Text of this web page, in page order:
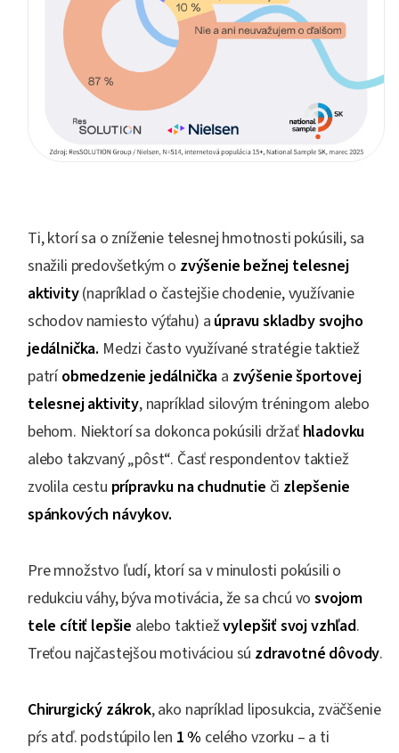
Ti, ktorí sa o zníženie telesnej hmotnosti pokúsili, sa
snažili predovšetkým o zvýšenie bežnej telesnej
aktivity(napríklad o častejšie chodenie, využívanie
schodov namiesto výťahu) a úpravu skladby svojho
jedálnička. Medzi často využívané stratégie taktiež
patríobmedzenie jedálnička a zvýšenie športovej
telesnej aktivity, napríklad silovým tréningom alebo
behom. Niektorí sa dokonca pokúsili držať hladovku
alebo takzvaný „pôst“. Časť respondentov taktiež
zvolila cestu prípravku na chudnutie či zlepšenie
spánkových návykov.
Pre množstvo ľudí, ktorí sa v minulosti pokúsili o
redukciu váhy, býva motivácia, že sa chcú vosvojom
tele cítiť lepšie alebo taktiežvylepšiť svoj vzhľad.
Treťou najčastejšou motiváciou sú zdravotné dôvody.
Chirurgický zákrok, ako napríklad liposukcia, zväčšenie
pŕs atď. podstúpilo len 1 % celého vzorku – a ti